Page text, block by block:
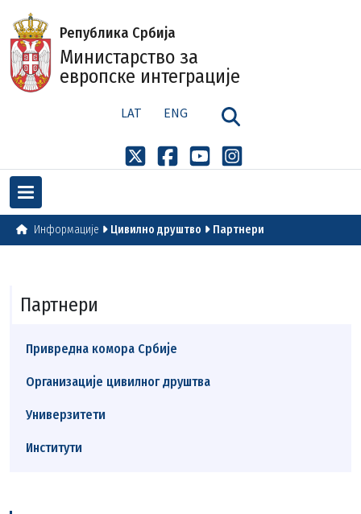
Република Србија
Министарство за
европске интеграције
LAT ENG
Информације Цивилно друштво Партнери
Партнери
Привредна комора Србије
Организације цивилног друштва
Универзитети
Институти